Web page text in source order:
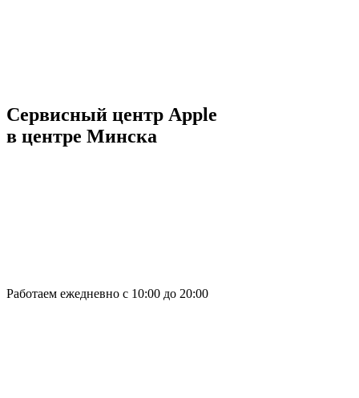
Сервисный центр Apple
в центре Минска
Работаем ежедневно с 10:00 до 20:00